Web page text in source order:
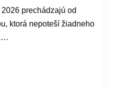
prechádzajú od
ktorá nepoteší žiadneho